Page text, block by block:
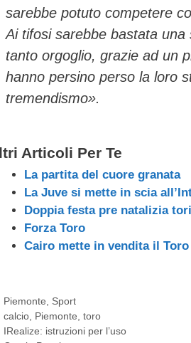
sarebbe potuto competere
Ai tifosi sarebbe bastata
tanto orgoglio, grazie ad un
hanno persino perso la loro
tremendismo».
Articoli Per Te
La partita del cuore granata
La Juve si mette in scia
Doppia festa pre natalizia
Forza Toro
Cairo mette in vendita il
Categorie
Piemonte
Sport
Tag
calcio, Piemonte toro
IRealize: istruzioni per l’uso